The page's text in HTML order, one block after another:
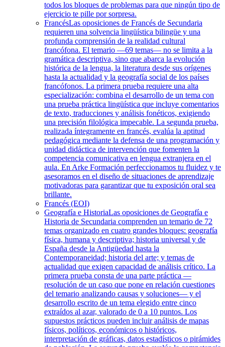
todos los bloques de problemas para que ningún tipo de
ejercicio te pille por sorpresa.
FrancésLas oposiciones de Francés de Secundaria
requieren una solvencia lingüística bilingüe y una
profunda comprensión de la realidad cultural
francófona. El temario —69 temas— no se limita a la
gramática descriptiva, sino que abarca la evolución
histórica de la lengua, la literatura desde sus orígenes
hasta la actualidad y la geografía social de los países
francófonos. La primera prueba requiere una alta
especialización: combina el desarrollo de un tema con
una prueba práctica lingüística que incluye comentarios
de texto, traducciones y análisis fonéticos, exigiendo
una precisión filológica impecable. La segunda prueba,
realizada íntegramente en francés, evalúa la aptitud
pedagógica mediante la defensa de una programación y
unidad didáctica de intervención que fomenten la
competencia comunicativa en lengua extranjera en el
aula. En Arke Formación perfeccionamos tu fluidez y te
asesoramos en el diseño de situaciones de aprendizaje
motivadoras para garantizar que tu exposición oral sea
brillante.
Francés (EOI)
Geografía e HistoriaLas oposiciones de Geografía e
Historia de Secundaria comprenden un temario de 72
temas organizado en cuatro grandes bloques: geografía
física, humana y descriptiva; historia universal y de
España desde la Antigüedad hasta la
Contemporaneidad; historia del arte; y temas de
actualidad que exigen capacidad de análisis crítico. La
primera prueba consta de una parte práctica —
resolución de un caso que pone en relación cuestiones
del temario analizando causas y soluciones— y el
desarrollo escrito de un tema elegido entre cinco
extraídos al azar, valorado de 0 a 10 puntos. Los
supuestos prácticos pueden incluir análisis de mapas
físicos, políticos, económicos o históricos,
interpretación de gráficas, datos estadísticos o pirámides